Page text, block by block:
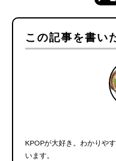
この記事を書い
KPOPが大好き。わかりや
います。